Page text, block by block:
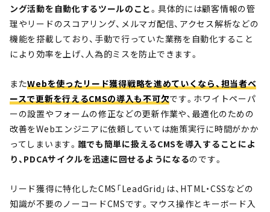
ング活動を自動化するツールのこと。具体的には顧客情報の管
理やリードのスコアリング、メルマガ配信、アクセス解析などの
機能を搭載しており、手動で行っていた業務を自動化すること
により効率を上げ、人為的ミスを防止できます。
またWebを使ったリード獲得戦略を進めていくなら、担当者ベ
ースで更新を行えるCMSの導入も不可欠です。ホワイトペーパ
ーの設置やフォームの修正などの更新作業や、最適化のための
改善をWebエンジニアに依頼していては施策実行に時間がかか
ってしまいます。 誰でも簡単に扱えるCMSを導入することによ
り、PDCAサイクルを迅速に回せるようになるのです。
リード獲得に特化したCMS「LeadGrid」は、HTML・CSSなどの
知識が不要のノーコードCMSです。マウス操作とキーボード入